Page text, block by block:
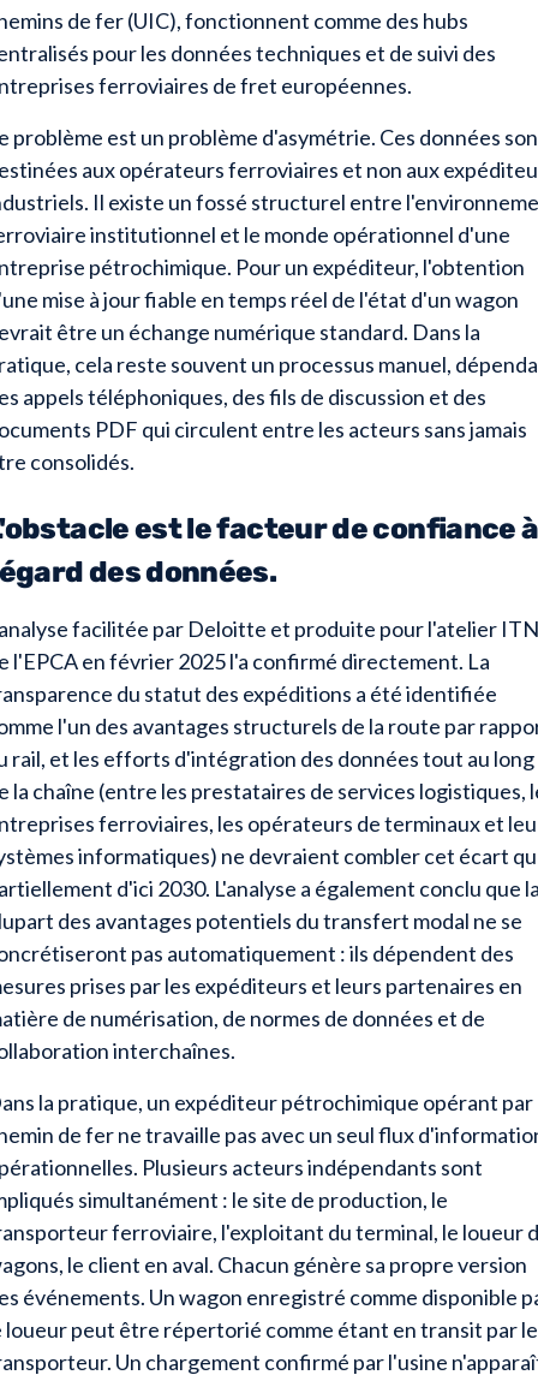
de fer (UIC), fonctionnent comme des hubs
pour les données techniques et de suivi des
ferroviaires de fret européennes.
problème est un problème d'asymétrie. Ces données
aux opérateurs ferroviaires et non aux
Il existe un fossé structurel entre
institutionnel et le monde opérationnel d'une
pétrochimique. Pour un expéditeur, l'obtention
mise à jour fiable en temps réel de l'état d'un wagon
être un échange numérique standard. Dans la
cela reste souvent un processus manuel,
appels téléphoniques, des fils de discussion et des
PDF qui circulent entre les acteurs sans jamais
consolidés.
est le facteur de confiance à
des données.
facilitée par Deloitte et produite pour l'atelier ITN
l'EPCA en février 2025 l'a confirmé directement. La
du statut des expéditions a été identifiée
l'un des avantages structurels de la route par
rail, et les efforts d'intégration des données tout au long
la chaîne (entre les prestataires de services logistiques,
ferroviaires, les opérateurs de terminaux et
informatiques) ne devraient combler cet écart
d'ici 2030. L'analyse a également conclu que
des avantages potentiels du transfert modal ne se
pas automatiquement : ils dépendent des
prises par les expéditeurs et leurs partenaires en
de numérisation, de normes de données et de
interchaînes.
la pratique, un expéditeur pétrochimique opérant par
de fer ne travaille pas avec un seul flux
Plusieurs acteurs indépendants sont
simultanément : le site de production, le
ferroviaire, l'exploitant du terminal, le loueur
le client en aval. Chacun génère sa propre version
événements. Un wagon enregistré comme disponible
loueur peut être répertorié comme étant en transit par le
Un chargement confirmé par l'usine